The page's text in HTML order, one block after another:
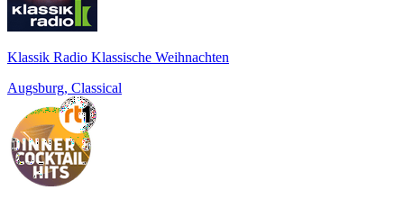
Klassik Radio Klassische Weihnachten
Augsburg, Classical